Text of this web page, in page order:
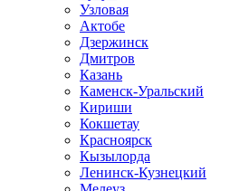
Узловая
Актобе
Дзержинск
Дмитров
Казань
Каменск-Уральский
Кириши
Кокшетау
Красноярск
Кызылорда
Ленинск-Кузнецкий